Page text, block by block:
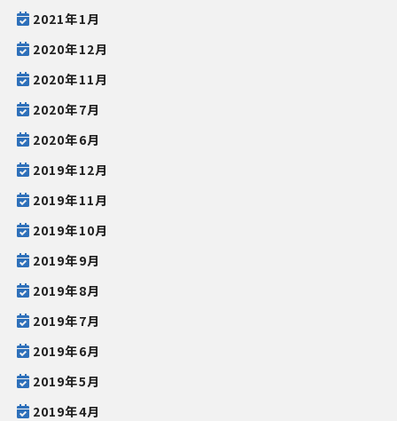
2021年1月
2020年12月
2020年11月
2020年7月
2020年6月
2019年12月
2019年11月
2019年10月
2019年9月
2019年8月
2019年7月
2019年6月
2019年5月
2019年4月